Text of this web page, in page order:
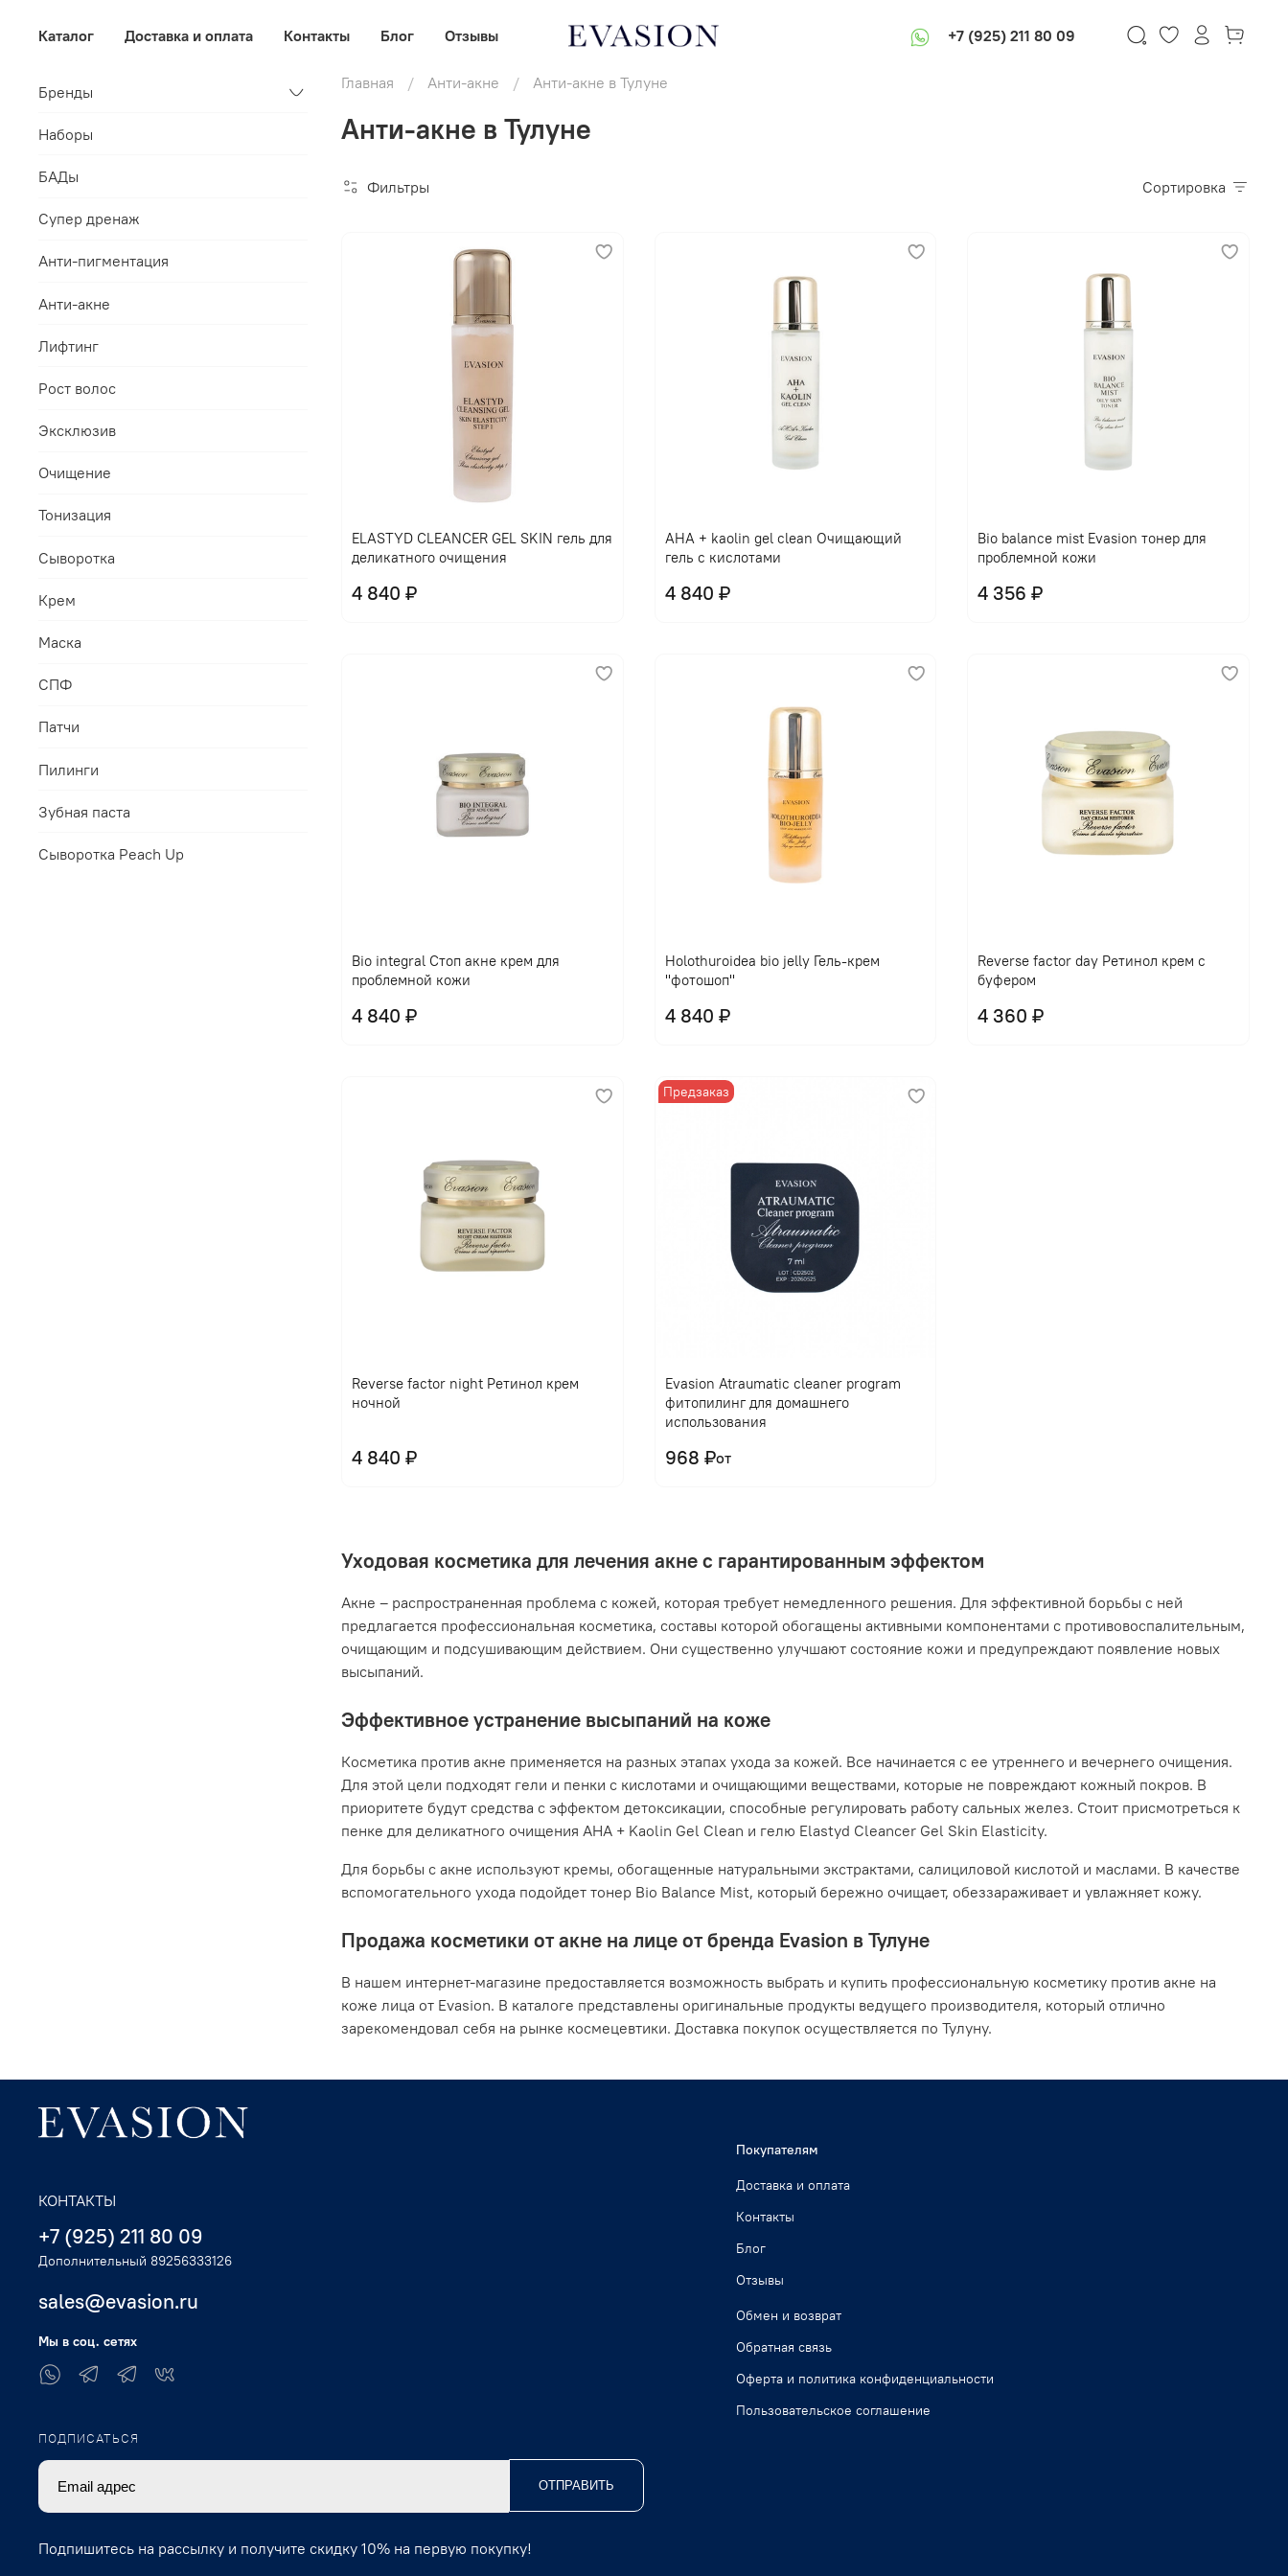
Каталог Доставка и оплата Контакты Блог Отзывы +7 (925) 211 80 09
Главная Анти-акне Анти-акне в Тулуне
Анти-акне в Тулуне
Фильтры Сортировка
ELASTYD CLEANCER GEL SKIN гель для
деликатного очищения
4 840 ₽
В корзину
AHA + kaolin gel clean Очищающий
гель с кислотами
4 840 ₽
Bio balance mist Evasion тонер для
проблемной кожи
4 356 ₽
Bio integral Стоп акне крем для
проблемной кожи
4 840 ₽
Holothuroidea bio jelly Гель-крем
"фотошоп"
4 840 ₽
Reverse factor day Ретинол крем с
буфером
4 360 ₽
Reverse factor night Ретинол крем
ночной
4 840 ₽
Предзаказ
Evasion Atraumatic cleaner program
фитопилинг для домашнего
использования
от
968 ₽
Уходовая косметика для лечения акне с гарантированным эффектом
Акне – распространенная проблема с кожей, которая требует немедленного решения. Для эффективной борьбы с ней
предлагается профессиональная косметика, составы которой обогащены активными компонентами с противовоспалительным,
очищающим и подсушивающим действием. Они существенно улучшают состояние кожи и предупреждают появление новых
высыпаний.
Эффективное устранение высыпаний на коже
Косметика против акне применяется на разных этапах ухода за кожей. Все начинается с ее утреннего и вечернего очищения.
Для этой цели подходят гели и пенки с кислотами и очищающими веществами, которые не повреждают кожный покров. В
приоритете будут средства с эффектом детоксикации, способные регулировать работу сальных желез. Стоит присмотреться к
пенке для деликатного очищения AHA + Kaolin Gel Clean и гелю Elastyd Cleancer Gel Skin Elasticity.
Для борьбы с акне используют кремы, обогащенные натуральными экстрактами, салициловой кислотой и маслами. В качестве
вспомогательного ухода подойдет тонер Bio Balance Mist, который бережно очищает, обеззараживает и увлажняет кожу.
Продажа косметики от акне на лице от бренда Evasion в Тулуне
В нашем интернет-магазине предоставляется возможность выбрать и купить профессиональную косметику против акне на
коже лица от Evasion. В каталоге представлены оригинальные продукты ведущего производителя, который отлично
зарекомендовал себя на рынке космецевтики. Доставка покупок осуществляется по Тулуну.
Бренды
Наборы
БАДы
Супер дренаж
Анти-пигментация
Анти-акне
Лифтинг
Рост волос
Эксклюзив
Очищение
Тонизация
Сыворотка
Крем
Маска
СПФ
Патчи
Пилинги
Зубная паста
Сыворотка Peach Up
Покупателям
Доставка и оплата
Контакты
Блог
Отзывы
Обмен и возврат
Обратная связь
Оферта и политика конфиденциальности
Пользовательское соглашение
КОНТАКТЫ
+7 (925) 211 80 09
Дополнительный 89256333126
sales@evasion.ru
Мы в соц. сетях
ПОДПИСАТЬСЯ
ОТПРАВИТЬ
Подпишитесь на рассылку и получите скидку 10% на первую покупку!